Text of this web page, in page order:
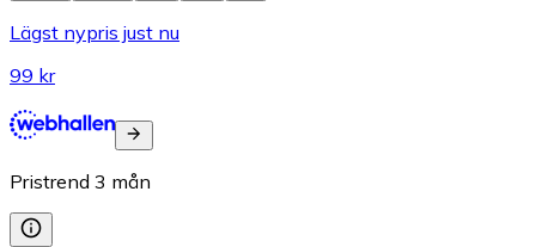
Lägst nypris just nu
99 kr
Pristrend 3 mån